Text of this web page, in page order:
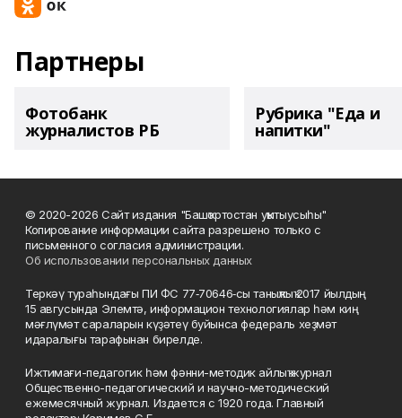
Партнеры
Фотобанк
журналистов РБ
Рубрика "Еда и
напитки"
© 2020-2026 Сайт издания "Башҡортостан уҡытыусыһы"
Копирование информации сайта разрешено только с
письменного согласия администрации.
Об использовании персональных данных
Теркәү тураһындағы ПИ ФС 77‑70646‑сы таныҡлыҡ 2017 йылдың
15 авгусында Элемтә, информацион технологиялар һәм киң
мәғлүмәт сараларын күҙәтеү буйынса федераль хеҙмәт
идаралығы тарафынан бирелде.
Ижтимағи-педагогик һәм фәнни-методик айлыҡ журнал
Общественно-педагогический и научно-методический
ежемесячный журнал. Издается с 1920 года. Главный